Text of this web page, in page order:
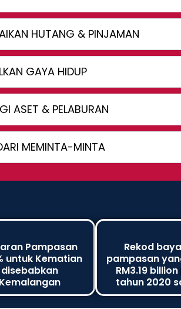
HUTANG & PINJAMAN
GAYA HIDUP
ASET & PELABURAN
MEMINTA-MINTA
Pampasan
untuk Kematian
disebabkan
Kemalangan
Rekod
pampasan
RM3.19
tahun 2020